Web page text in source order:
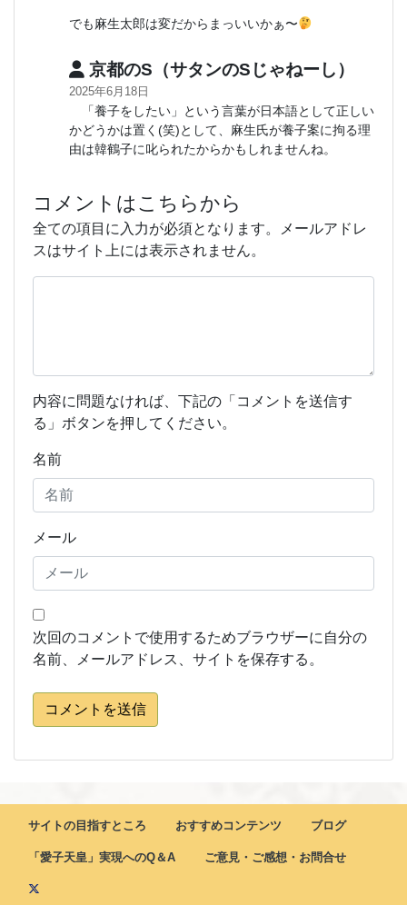
でも麻生太郎は変だからまっいいかぁ〜
京都のS（サタンのSじゃねーし）
2025年6月18日
「養子をしたい」という言葉が日本語として正しい
かどうかは置く(笑)として、麻生氏が養子案に拘る理
由は韓鶴子に叱られたからかもしれませんね。
コメントはこちらから
全ての項目に入力が必須となります。メールアドレ
スはサイト上には表示されません。
内容に問題なければ、下記の「コメントを送信す
る」ボタンを押してください。
名前
メール
次回のコメントで使用するためブラウザーに自分の
名前、メールアドレス、サイトを保存する。
コメントを送信
サイトの目指すところ おすすめコンテンツ ブログ
「愛子天皇」実現へのQ＆A ご意見・ご感想・お問合せ